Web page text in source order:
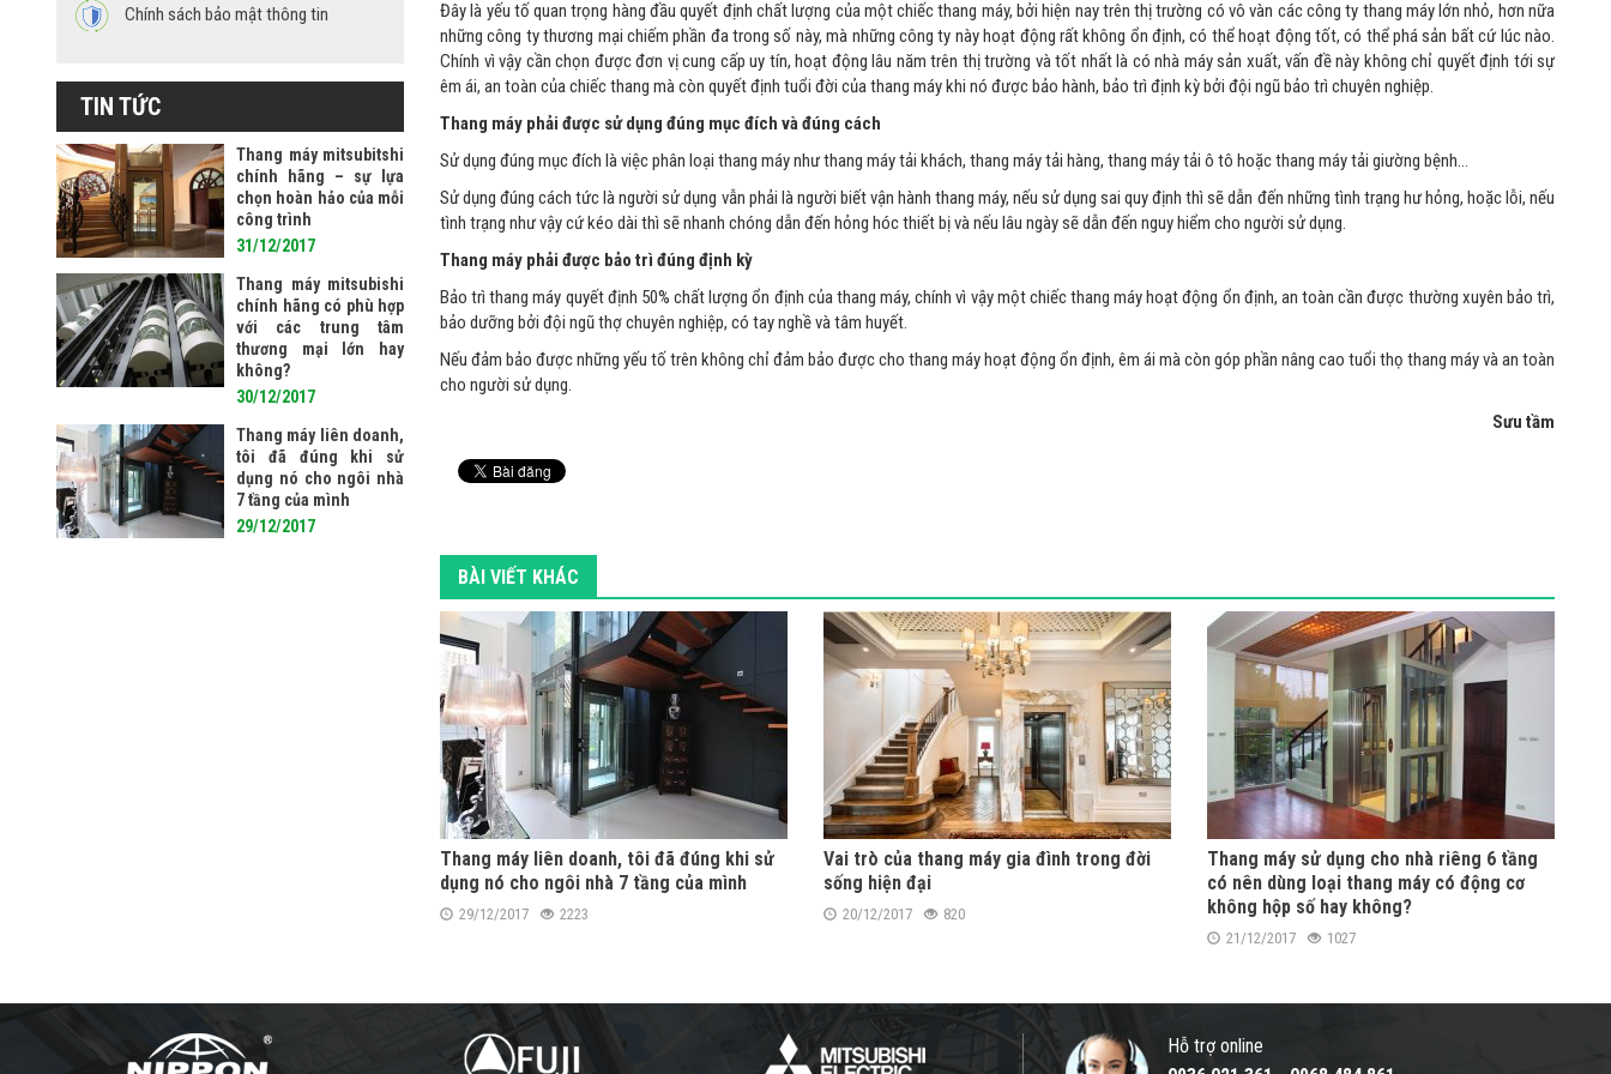
Đây là yếu tố quan trọng hàng đầu quyết định chất lượng của một chiếc thang máy, bởi hiện nay trên thị trường có vô vàn các công ty thang máy lớn nhỏ, hơn nữa
những công ty thương mại chiếm phần đa trong số này, mà những công ty này hoạt động rất không ổn định, có thể hoạt động tốt, có thể phá sản bất cứ lúc nào.
Chính vì vậy cần chọn được đơn vị cung cấp uy tín, hoạt động lâu năm trên thị trường và tốt nhất là có nhà máy sản xuất, vấn đề này không chỉ quyết định tới sự
êm ái, an toàn của chiếc thang mà còn quyết định tuổi đời của thang máy khi nó được bảo hành, bảo trì định kỳ bởi đội ngũ bảo trì chuyên nghiệp.
Thang máy phải được sử dụng đúng mục đích và đúng cách
Sử dụng đúng mục đích là việc phân loại thang máy như thang máy tải khách, thang máy tải hàng, thang máy tải ô tô hoặc thang máy tải giường bệnh…
Sử dụng đúng cách tức là người sử dụng vẫn phải là người biết vận hành thang máy, nếu sử dụng sai quy định thì sẽ dẫn đến những tình trạng hư hỏng, hoặc lỗi, nếu
tình trạng như vậy cứ kéo dài thì sẽ nhanh chóng dẫn đến hỏng hóc thiết bị và nếu lâu ngày sẽ dẫn đến nguy hiểm cho người sử dụng.
Thang máy phải được bảo trì đúng định kỳ
Bảo trì thang máy quyết định 50% chất lượng ổn định của thang máy, chính vì vậy một chiếc thang máy hoạt động ổn định, an toàn cần được thường xuyên bảo trì,
bảo dưỡng bởi đội ngũ thợ chuyên nghiệp, có tay nghề và tâm huyết.
Nếu đảm bảo được những yếu tố trên không chỉ đảm bảo được cho thang máy hoạt động ổn định, êm ái mà còn góp phần nâng cao tuổi thọ thang máy và an toàn
cho người sử dụng.
Sưu tầm
BÀI VIẾT KHÁC
Thang máy liên doanh, tôi đã đúng khi sử
dụng nó cho ngôi nhà 7 tầng của mình
29/12/2017 2223
Vai trò của thang máy gia đình trong đời
sống hiện đại
20/12/2017 820
Thang máy sử dụng cho nhà riêng 6 tầng
có nên dùng loại thang máy có động cơ
không hộp số hay không?
21/12/2017 1027
Chính sách bảo mật thông tin
TIN TỨC
Thang máy mitsubitshi
chính hãng – sự lựa
chọn hoàn hảo của mỗi
công trình
31/12/2017
Thang máy mitsubishi
chính hãng có phù hợp
với các trung tâm
thương mại lớn hay
không?
30/12/2017
Thang máy liên doanh,
tôi đã đúng khi sử
dụng nó cho ngôi nhà
7 tầng của mình
29/12/2017
Hỗ trợ online